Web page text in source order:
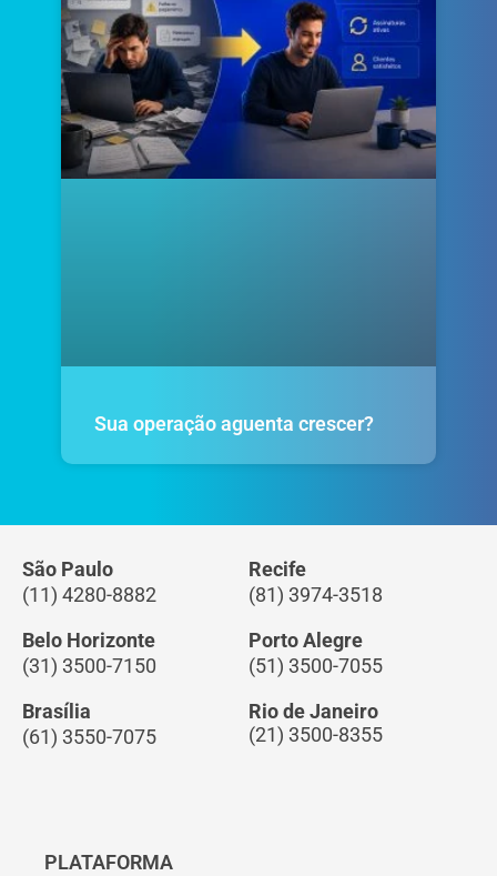
Sua operação aguenta crescer?
São Paulo
(11) 4280-8882
Recife
(81) 3974-3518
Belo Horizonte
(31) 3500-7150
Porto Alegre
(51) 3500-7055
Brasília
(61) 3550-7075
Rio de Janeiro
(21) 3500-8355
PLATAFORMA